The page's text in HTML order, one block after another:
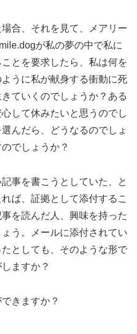
合、それを見て、メアリー
が私の夢の中で私に
とを要求したら、私は何を
うに私が献身する衝動に死
ていくのでしょうか？ある
して休みたいと思うのでし
んだら、どうなるのでしょ
でしょうか？
事を書こうとしていた、と
ば、証拠として添付するこ
を読んだ人、興味を持った
う。メールに添付されてい
としても、そのような形で
ますか？
きますか？